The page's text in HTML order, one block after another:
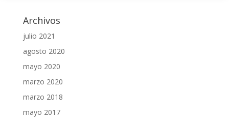
Archivos
julio 2021
agosto 2020
mayo 2020
marzo 2020
marzo 2018
mayo 2017